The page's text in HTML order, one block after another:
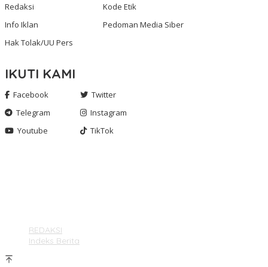
Redaksi
Kode Etik
Info Iklan
Pedoman Media Siber
Hak Tolak/UU Pers
IKUTI KAMI
Facebook
Twitter
Telegram
Instagram
Youtube
TikTok
REDAKSI
Indeks Berita